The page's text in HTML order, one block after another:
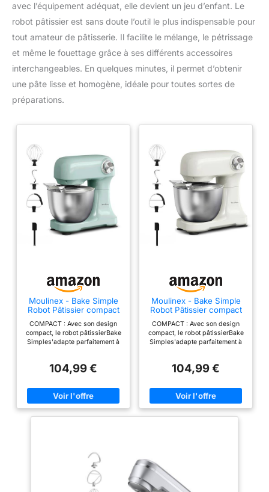
avec l’équipement adéquat, elle devient un jeu d’enfant. Le
robot pâtissier est sans doute l’outil le plus indispensable pour
tout amateur de pâtisserie. Il facilite le mélange, le pétrissage
et même le fouettage grâce à ses différents accessoires
interchangeables. En quelques minutes, il permet d’obtenir
une pâte lisse et homogène, idéale pour toutes sortes de
préparations.
Moulinex - Bake Simple
Robot Pâtissier compact
COMPACT : Avec son design
compact, le robot pâtissierBake
Simples'adapte parfaitement à
qu'une feuille de papier A4.
bouton facile à utiliser pour 12
vitesses et une fonction
pulsepour répondre à tous vos
les gâteaux et un crochet
pétrinpour les brioches et les
pâtes brisées. FACILE À
RANGER : Sa taille compacte
104,99 €
Moulinex - Bake Simple
Robot Pâtissier compact
COMPACT : Avec son design
compact, le robot pâtissierBake
Simples'adapte parfaitement à
qu'une feuille de papier A4.
bouton facile à utiliser pour 12
vitesses et une fonction
pulsepour répondre à tous vos
pétrinpour les brioches et les
pâtes brisées. FACILE À
RANGER : Sa taille compacte
104,99 €